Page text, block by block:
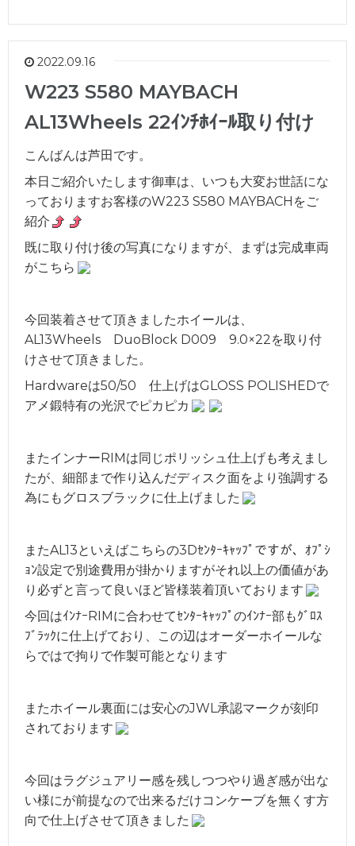
2022.09.16
W223 S580 MAYBACH
AL13Wheels 22ｲﾝﾁﾎｲｰﾙ取り付け
こんばんは芦田です。
本日ご紹介いたします御車は、いつも大変お世話にな
っておりますお客様のW223 S580 MAYBACHをご
紹介
既に取り付け後の写真になりますが、まずは完成車両
がこちら
今回装着させて頂きましたホイールは、
AL13Wheels DuoBlock D009 9.0×22を取り付
けさせて頂きました。
Hardwareは50/50 仕上げはGLOSS POLISHEDで
アメ鍛特有の光沢でピカピカ
またインナーRIMは同じポリッシュ仕上げも考えまし
たが、細部まで作り込んだディスク面をより強調する
為にもグロスブラックに仕上げました
またAL13といえばこちらの3Dｾﾝﾀｰｷｬｯﾌﾟですが、ｵﾌﾟｼ
ｮﾝ設定で別途費用が掛かりますがそれ以上の価値があ
り必ずと言って良いほど皆様装着頂いております
今回はｲﾝﾅｰRIMに合わせてｾﾝﾀｰｷｬｯﾌﾟのｲﾝﾅｰ部もｸﾞﾛｽ
ﾌﾞﾗｯｸに仕上げており、この辺はオーダーホイールな
らではで拘りで作製可能となります
またホイール裏面には安心のJWL承認マークが刻印
されております
今回はラグジュアリー感を残しつつやり過ぎ感が出な
い様にが前提なので出来るだけコンケーブを無くす方
向で仕上げさせて頂きました